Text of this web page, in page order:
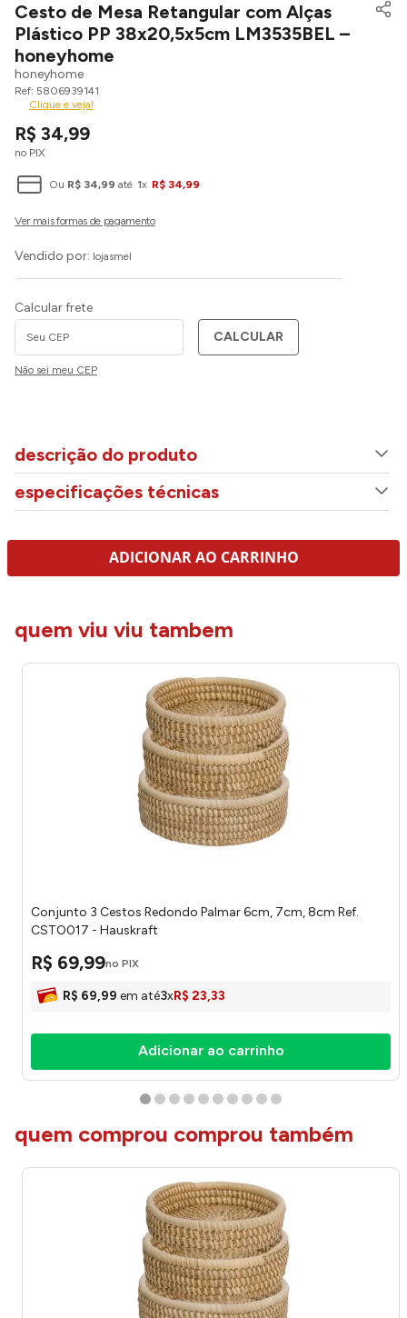
Cesto de Mesa Retangular com Alças
Plástico PP 38x20,5x5cm LM3535BEL –
honeyhome
honeyhome
5806939141
Clique e veja!
R$ 34,99
no PIX
Ou R$ 34,99 até 1x R$ 34,99
Vendido por: lojasmel
Calcular frete
CALCULAR
Não sei meu CEP
descrição do produto
especificações técnicas
ADICIONAR AO CARRINHO
quem viu viu tambem
Conjunto 3 Cestos Redondo Palmar 6cm, 7cm, 8cm Ref.
CSTO017 - Hauskraft
R$ 69,99no PIX
R$ 69,99 em até3xR$ 23,33
Adicionar ao carrinho
quem comprou comprou também